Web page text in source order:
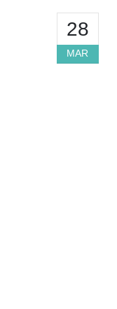
28
MAR